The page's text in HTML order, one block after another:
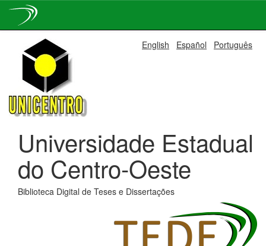
navigation
English Español Português
Universidade Estadual
do Centro-Oeste
Biblioteca Digital de Teses e Dissertações